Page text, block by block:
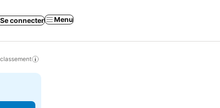
Se connecter Menu